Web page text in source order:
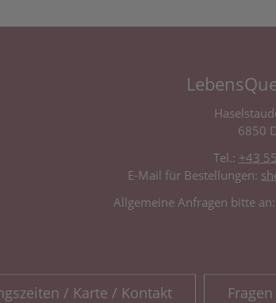
6850
Tel.: +43
E-Mail für Bestellungen:
Allgemeine Anfragen bitte an:
/ Karte / Kontakt